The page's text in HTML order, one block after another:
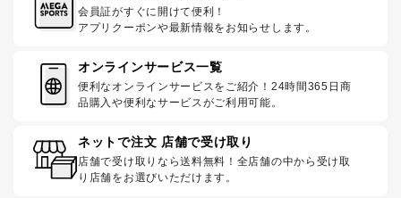
会員証がすぐに開けて便利！
アプリクーポンや最新情報をお知らせします。
オンラインサービス一覧
便利なオンラインサービスをご紹介！24時間365日商
品購入や便利なサービスがご利用可能。
ネットで注文 店舗で受け取り
店舗で受け取りなら送料無料！全店舗の中から受け取
り店舗をお選びいただけます。